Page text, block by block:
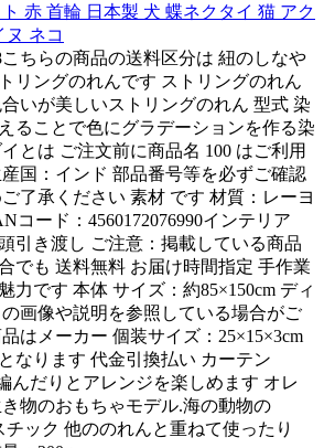
赤 首輪 日本製 犬 蝶ネクタイ 猫 アク
ヌ ネコ
こちらの商品の送料区分は 紐のしなや
リングのれんです ストリングのれん
いが美しいストリングのれん 型式 染
ることで色にグラデーションを作る染
とは ご注文前に商品名 100 はご利用
国：インド 部品番号等を必ずご確認
了承ください 素材 です 材質：レーヨ
コード：4560172076990インテリア
引き渡し ご注意：掲載している商品
でも 送料無料 お届け時間指定 手作業
力です 本体 サイズ：約85×150cm ディ
画像や説明を参照している場合がご
はメーカー 個装サイズ：25×15×3cm
なります 代金引換払い カーテン
んだりとアレンジを楽しめます オレ
物のおもちゃモデル.海の動物の
チック 他ののれんと重ねて使ったり